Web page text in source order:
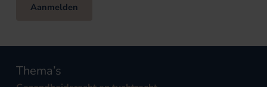
Aanmelden
Thema’s